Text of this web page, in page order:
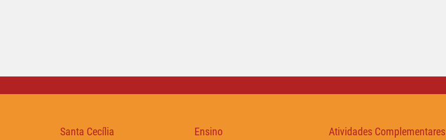
Santa Cecília Ensino Atividades Complementares